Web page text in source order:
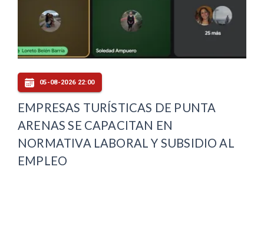
05-08-2026 22:00
EMPRESAS TURÍSTICAS DE PUNTA
ARENAS SE CAPACITAN EN
NORMATIVA LABORAL Y SUBSIDIO AL
EMPLEO